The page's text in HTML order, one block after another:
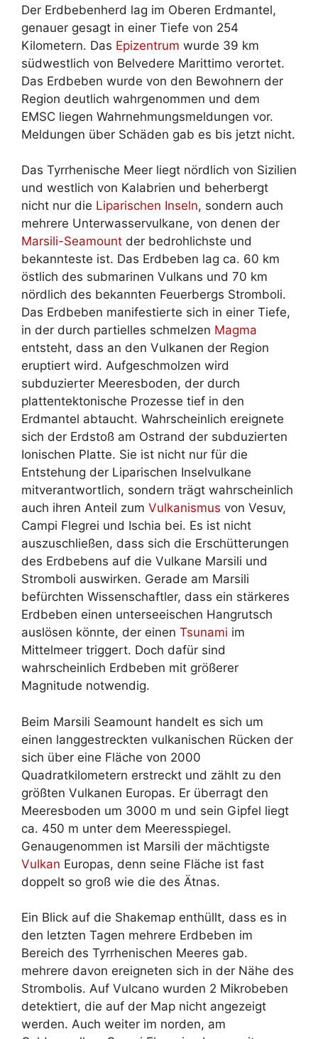
Der Erdbebenherd lag im Oberen Erdmantel,
genauer gesagt in einer Tiefe von 254
Kilometern. Das Epizentrum wurde 39 km
südwestlich von Belvedere Marittimo verortet.
Das Erdbeben wurde von den Bewohnern der
Region deutlich wahrgenommen und dem
EMSC liegen Wahrnehmungsmeldungen vor.
Meldungen über Schäden gab es bis jetzt nicht.
Das Tyrrhenische Meer liegt nördlich von Sizilien
und westlich von Kalabrien und beherbergt
nicht nur die Liparischen Inseln, sondern auch
mehrere Unterwasservulkane, von denen der
Marsili-Seamount der bedrohlichste und
bekannteste ist. Das Erdbeben lag ca. 60 km
östlich des submarinen Vulkans und 70 km
nördlich des bekannten Feuerbergs Stromboli.
Das Erdbeben manifestierte sich in einer Tiefe,
in der durch partielles schmelzen Magma
entsteht, dass an den Vulkanen der Region
eruptiert wird. Aufgeschmolzen wird
subduzierter Meeresboden, der durch
plattentektonische Prozesse tief in den
Erdmantel abtaucht. Wahrscheinlich ereignete
sich der Erdstoß am Ostrand der subduzierten
Ionischen Platte. Sie ist nicht nur für die
Entstehung der Liparischen Inselvulkane
mitverantwortlich, sondern trägt wahrscheinlich
auch ihren Anteil zum Vulkanismus von Vesuv,
Campi Flegrei und Ischia bei. Es ist nicht
auszuschließen, dass sich die Erschütterungen
des Erdbebens auf die Vulkane Marsili und
Stromboli auswirken. Gerade am Marsili
befürchten Wissenschaftler, dass ein stärkeres
Erdbeben einen unterseeischen Hangrutsch
auslösen könnte, der einen Tsunami im
Mittelmeer triggert. Doch dafür sind
wahrscheinlich Erdbeben mit größerer
Magnitude notwendig.
Beim Marsili Seamount handelt es sich um
einen langgestreckten vulkanischen Rücken der
sich über eine Fläche von 2000
Quadratkilometern erstreckt und zählt zu den
größten Vulkanen Europas. Er überragt den
Meeresboden um 3000 m und sein Gipfel liegt
ca. 450 m unter dem Meeresspiegel.
Genaugenommen ist Marsili der mächtigste
Vulkan Europas, denn seine Fläche ist fast
doppelt so groß wie die des Ätnas.
Ein Blick auf die Shakemap enthüllt, dass es in
den letzten Tagen mehrere Erdbeben im
Bereich des Tyrrhenischen Meeres gab.
mehrere davon ereigneten sich in der Nähe des
Strombolis. Auf Vulcano wurden 2 Mikrobeben
detektiert, die auf der Map nicht angezeigt
werden. Auch weiter im norden, am